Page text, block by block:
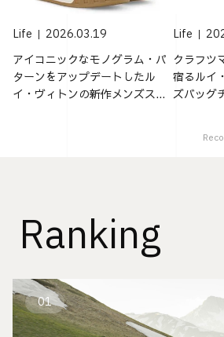
Life 2026.03.19
アイコニックなモノグラム・パ
ターンをアップデートしたル
イ・ヴィトンの新作メンズス...
Life
クラフツ
宿るルイ
ズバッグ
Ranking
01